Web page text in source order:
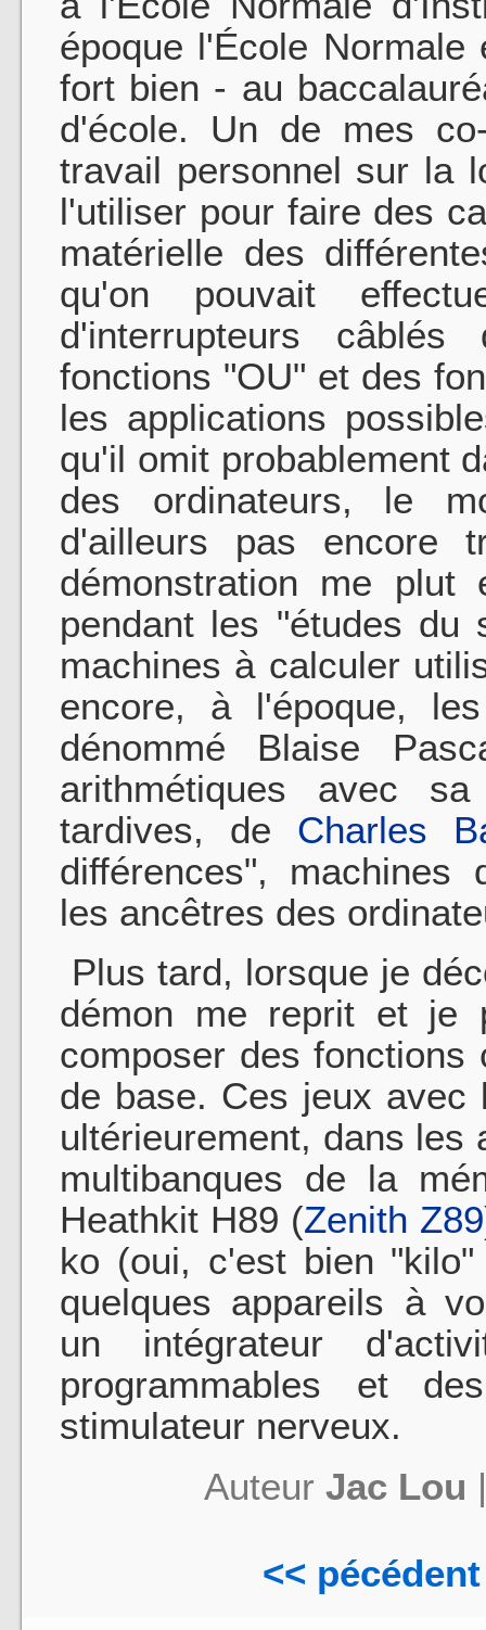
époque l'École
fort bien - au
d'école. Un de mes
travail personnel sur la
l'utiliser pour faire des
matérielle des
qu'on pouvait
d'interrupteurs
fonctions "OU" et des
les applications
qu'il omit probablement
des ordinateurs, le
d'ailleurs pas encore
démonstration me plut
pendant les "études du
machines à calculer
encore, à l'époque,
dénommé Blaise
arithmétiques avec
tardives, de Charles
différences", machines
les ancêtres des
Plus tard, lorsque je
démon me reprit et je
composer des
de base. Ces jeux avec
ultérieurement, dans les
multibanques de la
Heathkit H89 (Zenith Z89
ko (oui, c'est bien
quelques appareils à
un intégrateur
programmables et
stimulateur nerveux.
Auteur Jac Lou
<< pécédent